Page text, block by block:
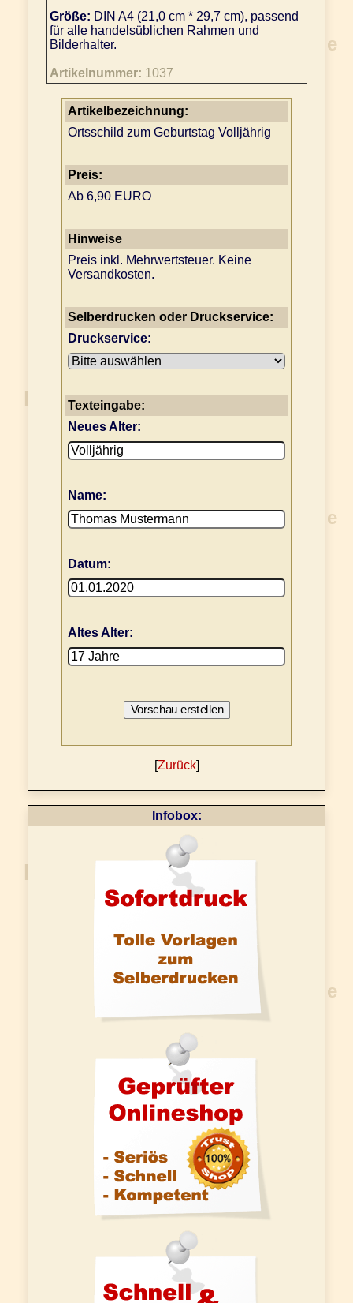
Größe: DIN A4 (21,0 cm * 29,7 cm), passend
für alle handelsüblichen Rahmen und
Bilderhalter.
Artikelnummer: 1037
Artikelbezeichnung:
Ortsschild zum Geburtstag Volljährig
Preis:
Ab 6,90 EURO
Hinweise
Preis inkl. Mehrwertsteuer. Keine
Versandkosten.
Selberdrucken oder Druckservice:
Druckservice:
Texteingabe:
Neues Alter:
Name:
Datum:
Altes Alter:
[Zurück]
Infobox: